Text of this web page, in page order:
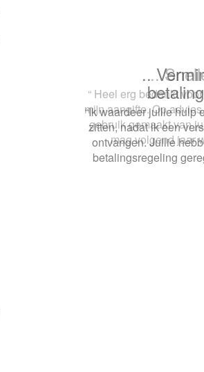
..
“ Heel erg bedankt
mijn aangifte. Op
gebruik gemaakt van
mag volgend jaar